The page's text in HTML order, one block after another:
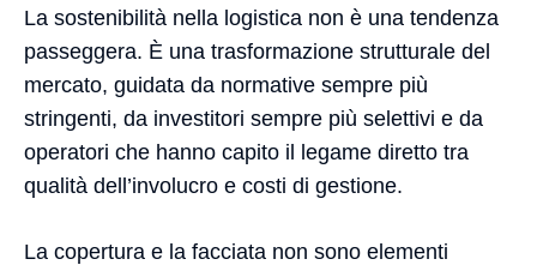
La sostenibilità nella logistica non è una tendenza
passeggera. È una trasformazione strutturale del
mercato, guidata da normative sempre più
stringenti, da investitori sempre più selettivi e da
operatori che hanno capito il legame diretto tra
qualità dell’involucro e costi di gestione.
La copertura e la facciata non sono elementi